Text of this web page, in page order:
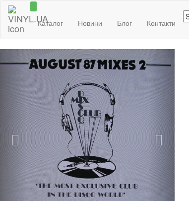
Каталог
Новини Блог Контакти
Previous Next